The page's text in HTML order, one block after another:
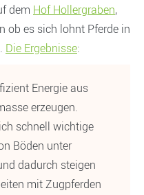
dem Hof Hollergraben,
ob es sich lohnt Pferde in
Die Ergebnisse:
Energie aus
erzeugen.
schnell wichtige
Böden unter
dadurch steigen
mit Zugpferden